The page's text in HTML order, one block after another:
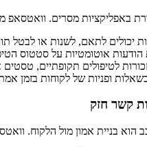
באפליקציות מסרים. וואטסאפ
יכולים לתאם, לשנות או לבטל
אוטומטיות על סטטוס
לטיפולים תקופתיים,
ופניות של לקוחות בזמן
הוא בניית אמון מול הלקוח.